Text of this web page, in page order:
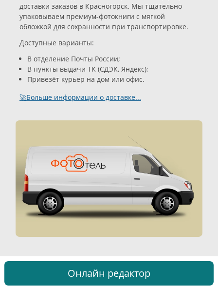
доставки заказов в Красногорск. Мы тщательно
упаковываем премиум-фотокниги с мягкой
обложкой для сохранности при транспортировке.
Доступные варианты:
В отделение Почты России;
В пункты выдачи ТК (СДЭК, Яндекс);
Привезёт курьер на дом или офис.
🚀Больше информации о доставке...
Онлайн редактор